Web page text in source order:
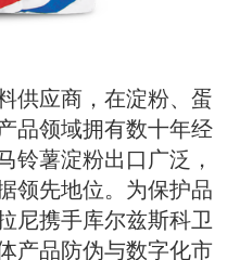
供应商，在淀粉、蛋
品领域拥有数十年经
铃薯淀粉出口广泛，
领先地位。为保护品
尼携手库尔兹斯科卫
产品防伪与数字化市